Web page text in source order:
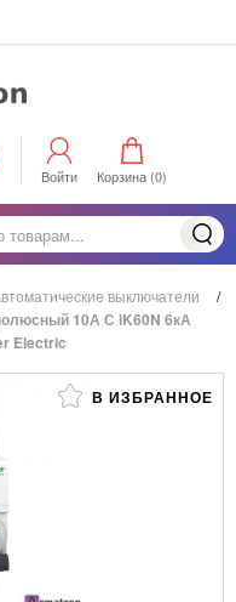
Войти Корзина (0)
выключатели /
10А С iK60N 6кА
Electric
В ИЗБРАННОЕ